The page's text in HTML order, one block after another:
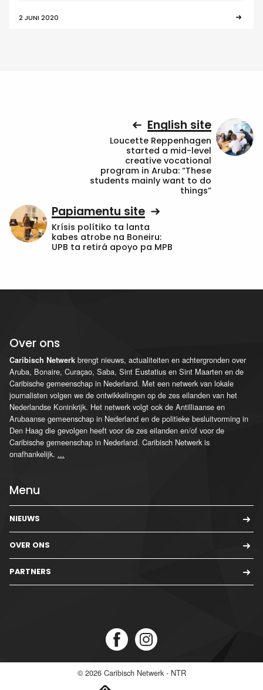
2 JUNI 2020
English site
Loucette Reppenhagen
started a mid-level
creative vocational
program in Aruba: “These
students mainly want to do
things”
Papiamentu site
Krísis polítiko ta lanta
kabes atrobe na Boneiru:
UPB ta retirá apoyo pa MPB
Over ons
Caribisch Netwerk brengt nieuws, actualiteiten en achtergronden over
Aruba, Bonaire, Curaçao, Saba, Sint Eustatius en Sint Maarten en de
Caribische gemeenschap in Nederland. Met een netwerk van lokale
journalisten volgen we de ontwikkelingen op de zes eilanden van het
Nederlandse Koninkrijk. Het netwerk volgt ook de Antilliaanse en
Arubaanse gemeenschap in Nederland en de politieke besluitvorming in
Den Haag die gevolgen heeft voor de zes eilanden en/of voor de
Caribische gemeenschap in Nederland. Caribisch Netwerk is
onafhankelijk. ...
Menu
NIEUWS
OVER ONS
PARTNERS
© 2026 Caribisch Netwerk - NTR